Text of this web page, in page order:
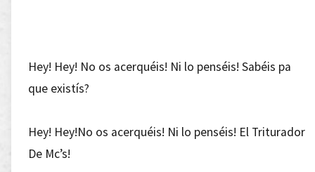
Hey! Hey! No os acerquéis! Ni lo penséis! Sabéis pa
que existís?
Hey! Hey!No os acerquéis! Ni lo penséis! El Triturador
De Mc’s!